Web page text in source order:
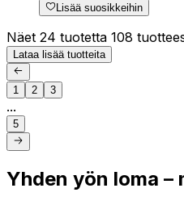
Lisää suosikkeihin
Näet 24 tuotetta 108
Lataa lisää tuotteita
1 2 3
...
5
Yhden yön loma –